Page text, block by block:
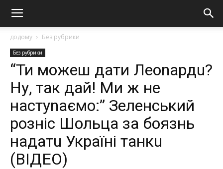
додому Без рубрики
Без рубрики
“Ти можеш дати Леоnардu?
Ну, так дай! Ми ж не
настуnаємо:” Зеленський
розніс Шольца за боязнь
надатu Україні танкu
(ВІДЕО)